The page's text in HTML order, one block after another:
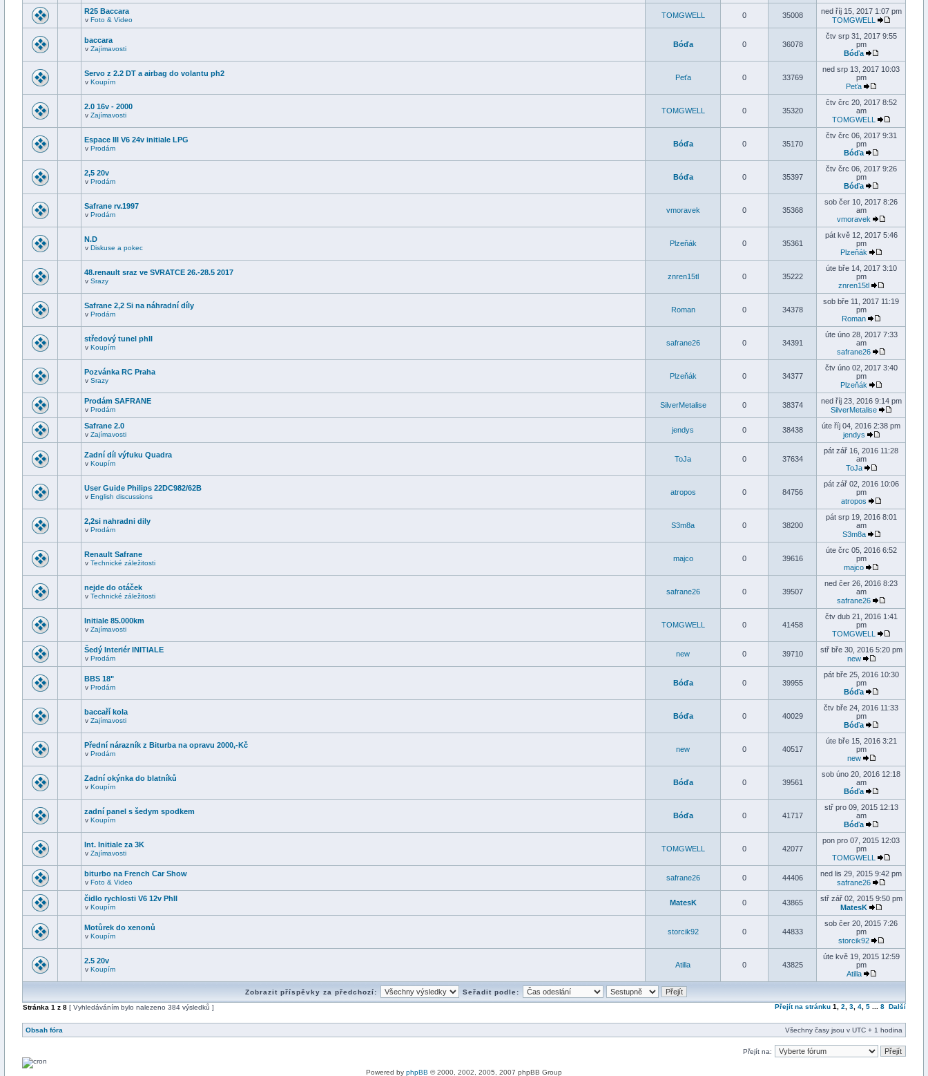
R25 Baccara
v Foto & Video
TOMGWELL 0 35008
ned říj 15, 2017 1:07 pm
TOMGWELL
baccara
v Zajímavosti
Bóďa 0 36078
čtv srp 31, 2017 9:55
pm
Bóďa
Servo z 2.2 DT a airbag do volantu ph2
v Koupím
Peťa 0 33769
ned srp 13, 2017 10:03
pm
Peťa
2.0 16v - 2000
v Zajímavosti
TOMGWELL 0 35320
čtv črc 20, 2017 8:52
am
TOMGWELL
Espace III V6 24v initiale LPG
v Prodám
Bóďa 0 35170
čtv črc 06, 2017 9:31
pm
Bóďa
2,5 20v
v Prodám
Bóďa 0 35397
čtv črc 06, 2017 9:26
pm
Bóďa
Safrane rv.1997
v Prodám
vmoravek 0 35368
sob čer 10, 2017 8:26
am
vmoravek
N.D
v Diskuse a pokec
Plzeňák 0 35361
pát kvě 12, 2017 5:46
pm
Plzeňák
48.renault sraz ve SVRATCE 26.-28.5 2017
v Srazy
znren15tl 0 35222
úte bře 14, 2017 3:10
pm
znren15tl
Safrane 2,2 Si na náhradní díly
v Prodám
Roman 0 34378
sob bře 11, 2017 11:19
pm
Roman
středový tunel phII
v Koupím
safrane26 0 34391
úte úno 28, 2017 7:33
am
safrane26
Pozvánka RC Praha
v Srazy
Plzeňák 0 34377
čtv úno 02, 2017 3:40
pm
Plzeňák
Prodám SAFRANE
v Prodám
SilverMetalise 0 38374
ned říj 23, 2016 9:14 pm
SilverMetalise
Safrane 2.0
v Zajímavosti
jendys 0 38438
úte říj 04, 2016 2:38 pm
jendys
Zadní díl výfuku Quadra
v Koupím
ToJa 0 37634
pát zář 16, 2016 11:28
am
ToJa
User Guide Philips 22DC982/62B
v English discussions
atropos 0 84756
pát zář 02, 2016 10:06
pm
atropos
2,2si nahradni dily
v Prodám
S3m8a 0 38200
pát srp 19, 2016 8:01
am
S3m8a
Renault Safrane
v Technické záležitosti
majco 0 39616
úte črc 05, 2016 6:52
pm
majco
nejde do otáček
v Technické záležitosti
safrane26 0 39507
ned čer 26, 2016 8:23
am
safrane26
Initiale 85.000km
v Zajímavosti
TOMGWELL 0 41458
čtv dub 21, 2016 1:41
pm
TOMGWELL
Šedý Interiér INITIALE
v Prodám
new 0 39710
stř bře 30, 2016 5:20 pm
new
BBS 18"
v Prodám
Bóďa 0 39955
pát bře 25, 2016 10:30
pm
Bóďa
baccaří kola
v Zajímavosti
Bóďa 0 40029
čtv bře 24, 2016 11:33
pm
Bóďa
Přední nárazník z Biturba na opravu 2000,-Kč
v Prodám
new 0 40517
úte bře 15, 2016 3:21
pm
new
Zadní okýnka do blatníků
v Koupím
Bóďa 0 39561
sob úno 20, 2016 12:18
am
Bóďa
zadní panel s šedym spodkem
v Koupím
Bóďa 0 41717
stř pro 09, 2015 12:13
am
Bóďa
Int. Initiale za 3K
v Zajímavosti
TOMGWELL 0 42077
pon pro 07, 2015 12:03
pm
TOMGWELL
biturbo na French Car Show
v Foto & Video
safrane26 0 44406
ned lis 29, 2015 9:42 pm
safrane26
čidlo rychlosti V6 12v PhII
v Koupím
MatesK 0 43865
stř zář 02, 2015 9:50 pm
MatesK
Motůrek do xenonů
v Koupím
storcik92 0 44833
sob čer 20, 2015 7:26
pm
storcik92
2.5 20v
v Koupím
Atilla 0 43825
úte kvě 19, 2015 12:59
pm
Atilla
Zobrazit příspěvky za předchozí:
Seřadit podle:
Stránka 1 z 8 [ Vyhledáváním bylo nalezeno 384 výsledků ] Přejít na stránku 1 2 3 4 5 8 Další
Obsah fóra Všechny časy jsou v UTC + 1 hodina
Přejít na:
Powered by phpBB © 2000, 2002, 2005, 2007 phpBB Group